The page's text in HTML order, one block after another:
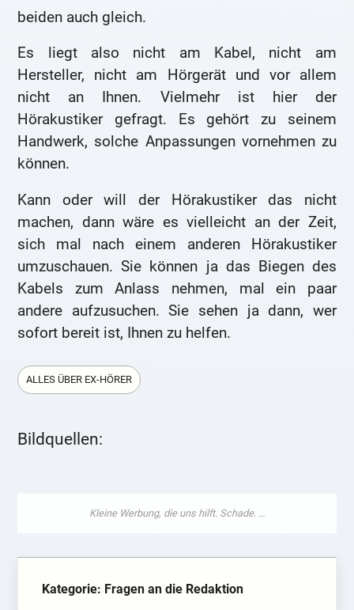
beiden auch gleich.
Es liegt also nicht am Kabel, nicht am
Hersteller, nicht am Hörgerät und vor allem
nicht an Ihnen. Vielmehr ist hier der
Hörakustiker gefragt. Es gehört zu seinem
Handwerk, solche Anpassungen vornehmen zu
können.
Kann oder will der Hörakustiker das nicht
machen, dann wäre es vielleicht an der Zeit,
sich mal nach einem anderen Hörakustiker
umzuschauen. Sie können ja das Biegen des
Kabels zum Anlass nehmen, mal ein paar
andere aufzusuchen. Sie sehen ja dann, wer
sofort bereit ist, Ihnen zu helfen.
ALLES ÜBER EX-HÖRER
Bildquellen:
Kategorie: Fragen an die Redaktion